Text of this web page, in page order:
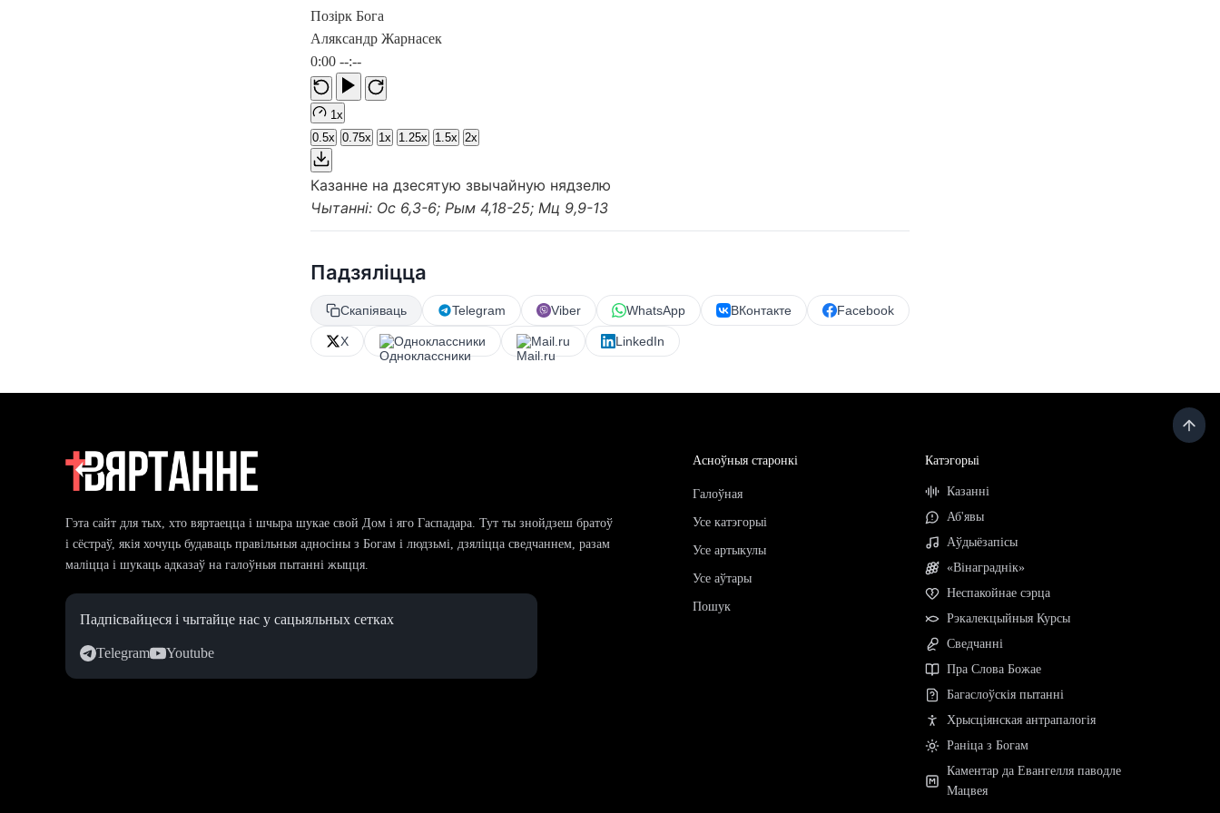
Позірк Бога
Аляксандр Жарнасек
0:00 --:--
1x
0.5x 0.75x 1x 1.25x 1.5x 2x
Казанне на дзесятую звычайную нядзелю
Чытанні: Ос 6,3-6; Рым 4,18-25; Мц 9,9-13
Падзяліцца
Скапіяваць Telegram Viber WhatsApp ВКонтакте Facebook
X Одноклассники Mail.ru LinkedIn
Гэта сайт для тых, хто вяртаецца і шчыра шукае свой Дом і яго Гаспадара. Тут ты знойдзеш братоў
і сёстраў, якія хочуць будаваць правільныя адносіны з Богам і людзьмі, дзяліцца сведчаннем, разам
маліцца і шукаць адказаў на галоўныя пытанні жыцця.
Падпісвайцеся і чытайце нас у сацыяльных сетках
Telegram Youtube
Асноўныя старонкі
Галоўная
Усе катэгорыі
Усе артыкулы
Усе аўтары
Пошук
Катэгорыі
Казанні
Аб'явы
Аўдыёзапісы
«Вінаграднік»
Неспакойнае сэрца
Рэкалекцыйныя Курсы
Сведчанні
Пра Слова Божае
Багаслоўскія пытанні
Хрысціянская антрапалогія
Раніца з Богам
Каментар да Евангелля паводле
Мацвея